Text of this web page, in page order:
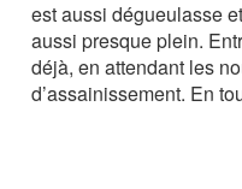
est aussi dégueulasse
aussi presque plein.
déjà, en attendant les
d’assainissement. En